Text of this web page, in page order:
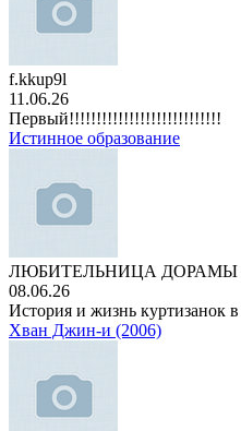
f.kkup9l
11.06.26
Первый!!!!!!!!!!!!!!!!!!!!!!!!!!!!
Истинное образование
ЛЮБИТЕЛЬНИЦА ДОРАМЫ
08.06.26
История и жизнь
Хван Джин-и (2006)